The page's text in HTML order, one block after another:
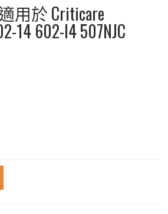
用於 Criticare
14 602-I4 507NJC